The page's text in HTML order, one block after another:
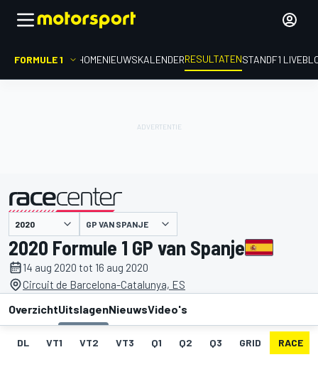
FORMULE 1 HOMENIEUWSKALENDERRESULTATENSTANDF1
gepresenteerd door GP VAN SPANJE
2020 Formule 1 GP van Spanje
14 aug 2020 tot 16 aug 2020
Circuit de Barcelona-Catalunya, ES
OverzichtUitslagenNieuwsVideo's
DL VT1 VT2 VT3 Q1 Q2 Q3 GRID RACE